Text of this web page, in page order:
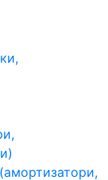
(амортизатори,